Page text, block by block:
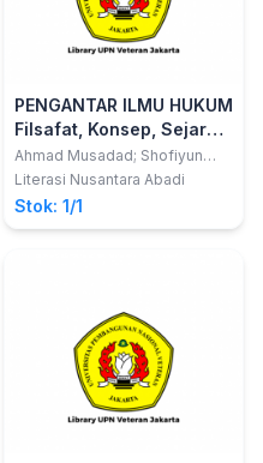
PENGANTAR ILMU HUKUM
Filsafat, Konsep, Sejarah,
Aliran/Mazhab, Teori,
Sistem, Asas, Sumber,
dan Interpretasi dalam
Ilmu Hukum
Ahmad Musadad; Shofiyun
Nahidloh
Literasi Nusantara Abadi
Stok: 1/1